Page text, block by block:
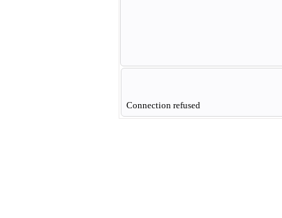
Connection refused